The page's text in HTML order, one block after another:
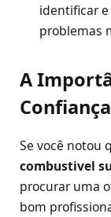
identificar e
problemas
A
Confiança
Se você notou
combustivel
procurar uma
bom